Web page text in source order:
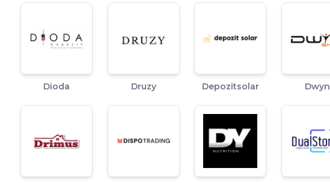
Dioda Druzy Depozitsolar Dwyn